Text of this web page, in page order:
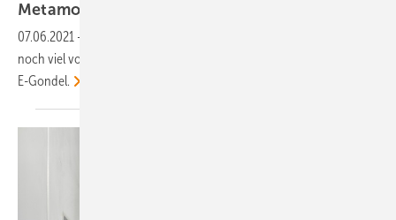
Metamorphose einer
07.06.2021 -
noch viel vor. Das Design erlaubt einen zügigen Wechsel zur
E-Gondel.